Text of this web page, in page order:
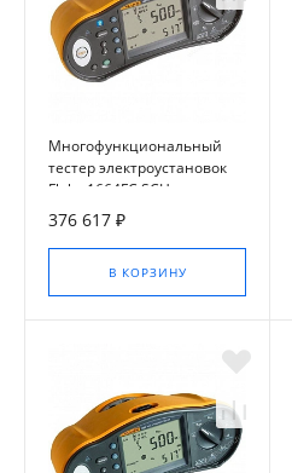
Многофункциональный
тестер электроустановок
Fluke 1664FC SCH
376 617 ₽
В КОРЗИНУ